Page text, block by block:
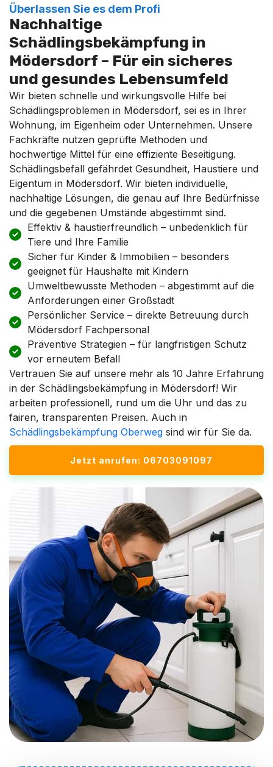
Überlassen Sie es dem Profi
Nachhaltige
Schädlingsbekämpfung in
Mödersdorf – Für ein sicheres
und gesundes Lebensumfeld
Wir bieten schnelle und wirkungsvolle Hilfe bei
Schädlingsproblemen in Mödersdorf, sei es in Ihrer
Wohnung, im Eigenheim oder Unternehmen. Unsere
Fachkräfte nutzen geprüfte Methoden und
hochwertige Mittel für eine effiziente Beseitigung.
Schädlingsbefall gefährdet Gesundheit, Haustiere und
Eigentum in Mödersdorf. Wir bieten individuelle,
nachhaltige Lösungen, die genau auf Ihre Bedürfnisse
und die gegebenen Umstände abgestimmt sind.
Effektiv & haustierfreundlich – unbedenklich für
Tiere und Ihre Familie
Sicher für Kinder & Immobilien – besonders
geeignet für Haushalte mit Kindern
Umweltbewusste Methoden – abgestimmt auf die
Anforderungen einer Großstadt
Persönlicher Service – direkte Betreuung durch
Mödersdorf Fachpersonal
Präventive Strategien – für langfristigen Schutz
vor erneutem Befall
Vertrauen Sie auf unsere mehr als 10 Jahre Erfahrung
in der Schädlingsbekämpfung in Mödersdorf! Wir
arbeiten professionell, rund um die Uhr und das zu
fairen, transparenten Preisen. Auch in
Schädlingsbekämpfung Oberweg sind wir für Sie da.
Jetzt anrufen: 06703091097